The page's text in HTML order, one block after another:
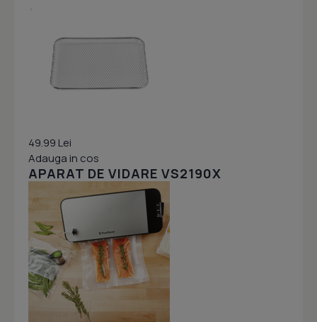
49.99 Lei
Adauga in cos
APARAT DE VIDARE VS2190X